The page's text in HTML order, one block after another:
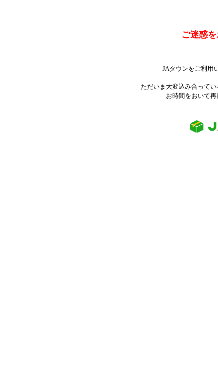
ご迷惑
JAタウンをご利用
ただいま大変込み合って
お時間をおいて